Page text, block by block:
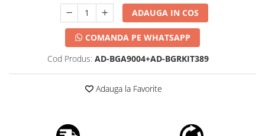
ADAUGA IN COS
COMANDA PE WHATSAPP
Cod Produs: AD-BGA9004+AD-BGRKIT389
Adauga la Favorite